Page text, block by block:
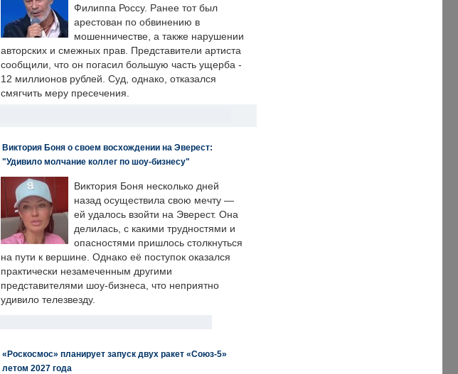
Филиппа Россу. Ранее тот был
арестован по обвинению в
мошенничестве, а также нарушении
авторских и смежных прав. Представители артиста
сообщили, что он погасил большую часть ущерба -
12 миллионов рублей. Суд, однако, отказался
смягчить меру пресечения.
Виктория Боня о своем восхождении на Эверест:
"Удивило молчание коллег по шоу-бизнесу"
Виктория Боня несколько дней
назад осуществила свою мечту —
ей удалось взойти на Эверест. Она
делилась, с какими трудностями и
опасностями пришлось столкнуться
на пути к вершине. Однако её поступок оказался
практически незамеченным другими
представителями шоу-бизнеса, что неприятно
удивило телезвезду.
«Роскосмос» планирует запуск двух ракет «Союз-5»
летом 2027 года